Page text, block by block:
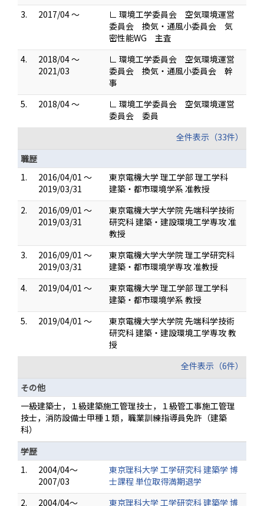
3.
2017/04 ～
∟ 環境工学委員会 空気環境運営
委員会 換気・通風小委員会 気
密性能WG 主査
4.
2018/04 ～
2021/03
∟ 環境工学委員会 空気環境運営
委員会 換気・通風小委員会 幹
事
5.
2018/04 ～
∟ 環境工学委員会 空気環境運営
委員会 委員
全件表示（33件）
職歴
1.
2016/04/01 ～
2019/03/31
東京電機大学 理工学部 理工学科
建築・都市環境学系 准教授
2.
2016/09/01 ～
2019/03/31
東京電機大学大学院 先端科学技術
研究科 建築・建設環境工学専攻 准
教授
3.
2016/09/01 ～
2019/03/31
東京電機大学大学院 理工学研究科
建築・都市環境学専攻 准教授
4.
2019/04/01 ～
東京電機大学 理工学部 理工学科
建築・都市環境学系 教授
5.
2019/04/01 ～
東京電機大学大学院 先端科学技術
研究科 建築・建設環境工学専攻 教
授
全件表示（6件）
その他
一級建築士，１級建築施工管理技士，１級管工事施工管理
技士，消防設備士甲種１類，職業訓練指導員免許（建築
科）
学歴
1.
2004/04～
2007/03
東京理科大学 工学研究科 建築学 博
士課程 単位取得満期退学
2.
2004/04～ 東京理科大学 工学研究科 建築学 博